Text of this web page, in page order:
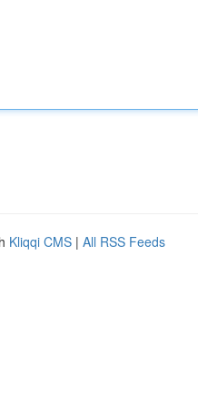
Kliqqi CMS | All RSS Feeds